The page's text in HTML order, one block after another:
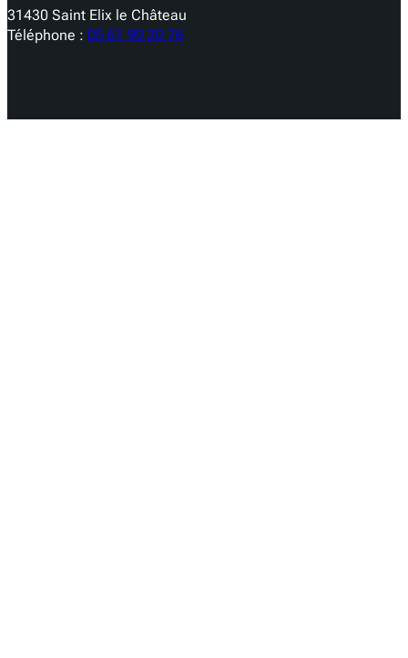
31430 Saint Elix le Château
Téléphone : 05 61 90 20 76